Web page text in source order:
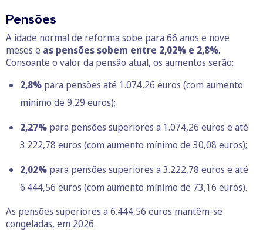
Pensões
A idade normal de reforma sobe para 66 anos e nove
meses e as pensões sobem entre 2,02% e 2,8%.
Consoante o valor da pensão atual, os aumentos serão:
2,8% para pensões até 1.074,26 euros (com aumento
mínimo de 9,29 euros);
2,27% para pensões superiores a 1.074,26 euros e até
3.222,78 euros (com aumento mínimo de 30,08 euros);
2,02% para pensões superiores a 3.222,78 euros e até
6.444,56 euros (com aumento mínimo de 73,16 euros).
As pensões superiores a 6.444,56 euros mantêm-se
congeladas, em 2026.